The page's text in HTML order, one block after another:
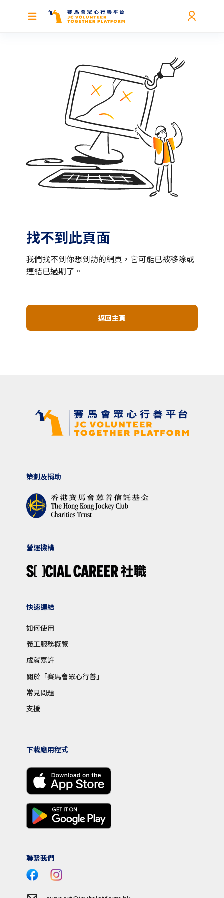
找不到此頁面
我們找不到你想到訪的網頁，它可能已被移除或
連結已過期了。
返回主頁
策劃及捐助
營運機構
快速連結
如何使用
義工服務概覽
成就嘉許
關於「賽馬會眾心行善」
常見問題
支援
下載應用程式
聯繫我們